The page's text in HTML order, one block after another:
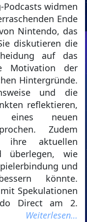
Podcasts widmen
Ende
Nintendo, das
diskutieren die
auf das
Motivation der
Hintergründe.
und die
reflektieren,
neuen
Zudem
aktuellen
überlegen, wie
und
könnte.
Spekulationen
Direct am 2.
Weiterlesen…